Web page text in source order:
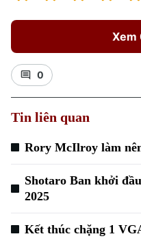
Xem
0
Tin liên quan
Rory McIlroy làm
Shotaro Ban khởi
2025
Kết thúc chặng 1